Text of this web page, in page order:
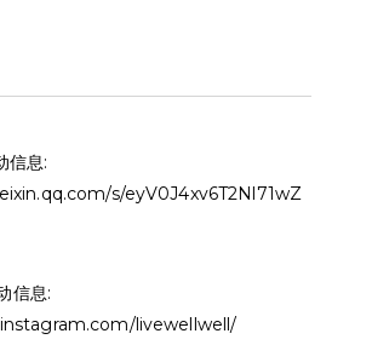
信息:
s/eyV0J4xv6T2Nl71wZ
信息:
livewellwell/